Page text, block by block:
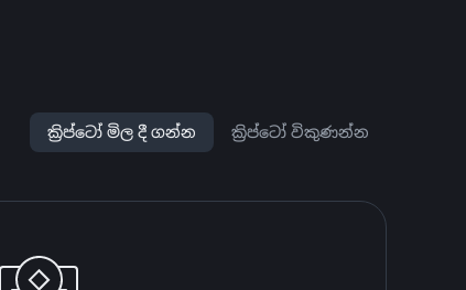
ක්‍රිප්ටෝ මිල දී ගන්න ක්‍රිප්ටෝ විකුණන්න